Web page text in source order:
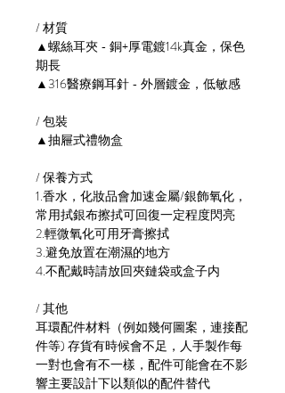
/ 材質
▲螺絲耳夾 - 銅+厚電鍍14k真金，保色
期長
▲316醫療鋼耳針 - 外層鍍金，低敏感
/ 包裝
▲抽屜式禮物盒
/ 保養方式
1.香水，化妝品會加速金屬/銀飾氧化，
常用拭銀布擦拭可回復一定程度閃亮
2.輕微氧化可用牙膏擦拭
3.避免放置在潮濕的地方
4.不配戴時請放回夾鏈袋或盒子内
/ 其他
耳環配件材料（例如幾何圖案，連接配
件等) 存貨有時候會不足，人手製作每
一對也會有不一樣，配件可能會在不影
響主要設計下以類似的配件替代